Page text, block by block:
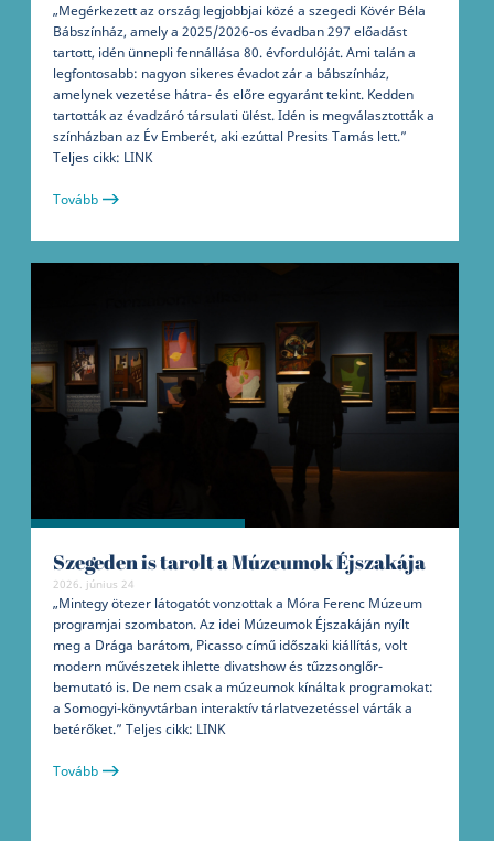
„Megérkezett az ország legjobbjai közé a szegedi Kövér Béla
Bábszínház, amely a 2025/2026-os évadban 297 előadást
tartott, idén ünnepli fennállása 80. évfordulóját. Ami talán a
legfontosabb: nagyon sikeres évadot zár a bábszínház,
amelynek vezetése hátra- és előre egyaránt tekint. Kedden
tartották az évadzáró társulati ülést. Idén is megválasztották a
színházban az Év Emberét, aki ezúttal Presits Tamás lett.”
Teljes cikk: LINK
Tovább
Szegeden is tarolt a Múzeumok Éjszakája
2026. június 24
„Mintegy ötezer látogatót vonzottak a Móra Ferenc Múzeum
programjai szombaton. Az idei Múzeumok Éjszakáján nyílt
meg a Drága barátom, Picasso című időszaki kiállítás, volt
modern művészetek ihlette divatshow és tűzzsonglőr-
bemutató is. De nem csak a múzeumok kínáltak programokat:
a Somogyi-könyvtárban interaktív tárlatvezetéssel várták a
betérőket.” Teljes cikk: LINK
Tovább